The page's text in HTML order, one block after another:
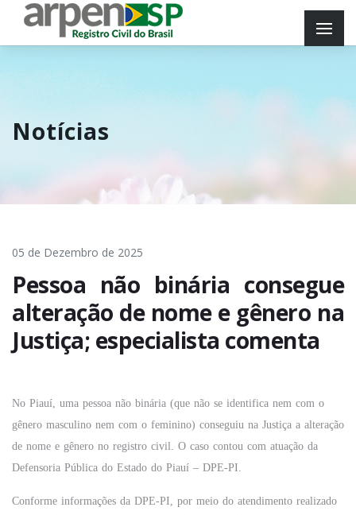
Notícias
05 de Dezembro de 2025
Pessoa não binária consegue
alteração de nome e gênero na
Justiça; especialista comenta
No Piauí, uma pessoa não binária (que não se identifica nem com o
gênero masculino nem com o feminino) conseguiu na Justiça a alteração
de nome e gênero no registro civil. O caso contou com atuação da
Defensoria Pública do Estado do Piauí – DPE-PI.
Conforme informações da DPE-PI, por meio do atendimento realizado